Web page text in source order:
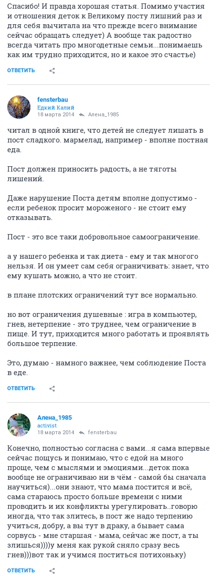
Спасибо! И правда хорошая статья. Помимо участия
и отношения деток к Великому посту лишний раз и
для себя вычитала на что прежде всего внимание
сейчас обращать следует) А вообще так радостно
всегда читать про многодетные семьи...понимаешь
как им трудно приходится, но и какое это счастье)
ОТВЕТИТЬ
fensterbau
Едкий Калий
18 марта 2014 Алена_1985
читал в одной книге, что детей не следует лишать в
пост сладкого. мармелад, например - вполне постная
еда.
Пост должен приносить радость, а не тяготы
лишений.
Даже нарушение Поста детям вполне допустимо -
если ребенок просит мороженого - не стоит ему
отказывать.
Пост - это все таки добровольное самоограничение.
а у нашего ребенка и так диета - ему и так многого
нельзя. И он умеет сам себя ограничивать: знает, что
ему кушать можно, а что не стоит.
в плане плотских ограничений тут все нормально.
но вот ограничения душевные : игра в компьютер,
гнев, нетерпение - это труднее, чем ограничение в
пище. И тут, приходится много работать и проявлять
большое терпение.
Это, думаю - намного важнее, чем соблюдение Поста
в еде.
ОТВЕТИТЬ
Алена_1985
activist
18 марта 2014 fensterbau
Конечно, полностью согласна с вами...я сама впервые
сейчас пощусь и понимаю, что с едой на много
проще, чем с мыслями и эмоциями...деток пока
вообще не ограничиваю ни в чём - самой бы сначала
научиться)...они знают, что мама постится и всё,
сама стараюсь просто больше времени с ними
проводить и их конфликты урегулировать..говорю
иногда, что так злитесь, в пост же надо терпению
учиться, добру, а вы тут в драку, а бывает сама
сорвусь - мне старшая - мама, сейчас же пост, а ты
злишься))))у меня как рукой сняло сразу весь
гнев)))вот так и учимся поститься потихоньку)
ОТВЕТИТЬ